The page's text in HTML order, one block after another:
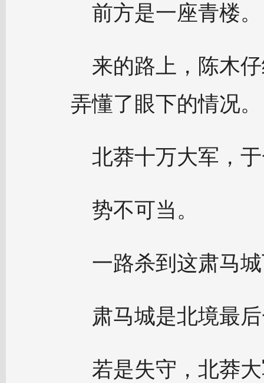
前方是一座青楼。
来的路上，陈木
弄懂了眼下的情况。
北莽十万大军，
势不可当。
一路杀到这肃马
肃马城是北境最
若是失守，北莽